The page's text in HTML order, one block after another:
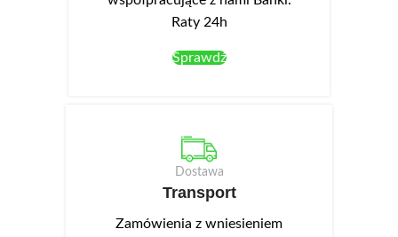
Raty 24h
Sprawdź
Dostawa
Transport
Zamówienia z wniesieniem